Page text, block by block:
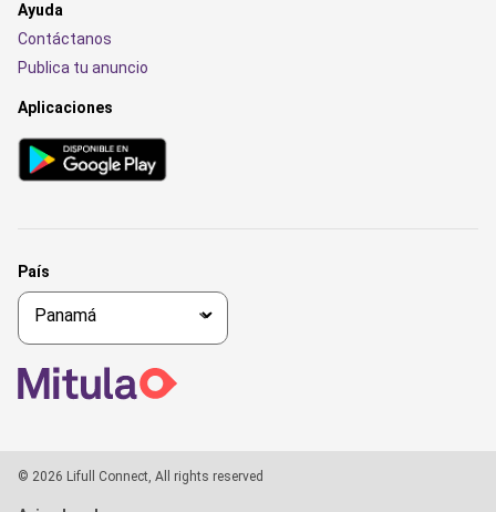
Ayuda
Contáctanos
Publica tu anuncio
Aplicaciones
País
© 2026 Lifull Connect, All rights reserved